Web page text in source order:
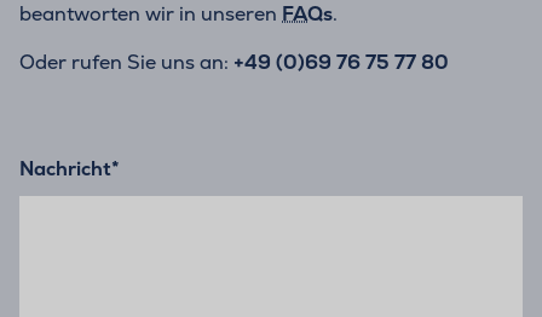
beantworten wir in unseren FAQs.
Oder rufen Sie uns an: +49 (0)69 76 75 77 80
Nachricht*